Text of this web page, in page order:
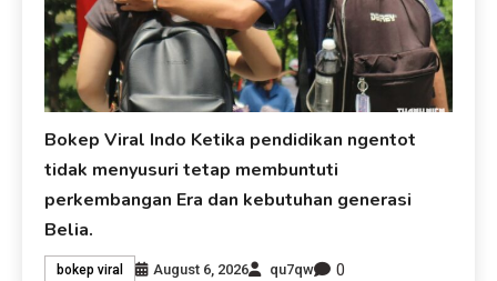
Bokep Viral Indo Ketika pendidikan ngentot
tidak menyusuri tetap membuntuti
perkembangan Era dan kebutuhan generasi
Belia.
bokep viral August 6, 2026 qu7qw 0